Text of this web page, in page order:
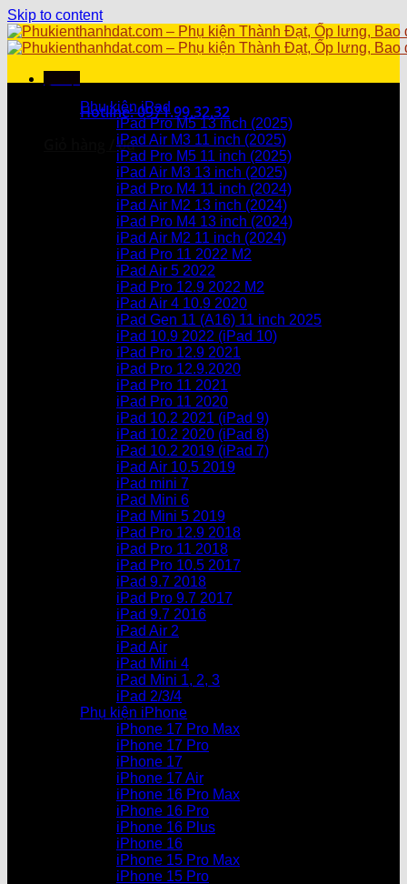
Skip to content
Hotline: 0971.99.32.32
Giỏ hàng /0₫
Chưa có sản phẩm trong giỏ hàng.
Chưa có sản phẩm trong giỏ hàng.
Danh mục sản phẩm
Phụ kiện iPad
iPad Pro M5 13 inch (2025)
iPad Air M3 11 inch (2025)
iPad Pro M5 11 inch (2025)
iPad Air M3 13 inch (2025)
iPad Pro M4 11 inch (2024)
iPad Air M2 13 inch (2024)
iPad Pro M4 13 inch (2024)
iPad Air M2 11 inch (2024)
iPad Pro 11 2022 M2
iPad Air 5 2022
iPad Pro 12.9 2022 M2
iPad Air 4 10.9 2020
iPad Gen 11 (A16) 11 inch 2025
iPad 10.9 2022 (iPad 10)
iPad Pro 12.9 2021
iPad Pro 12.9.2020
iPad Pro 11 2021
iPad Pro 11 2020
iPad 10.2 2021 (iPad 9)
iPad 10.2 2020 (iPad 8)
iPad 10.2 2019 (iPad 7)
iPad Air 10.5 2019
iPad mini 7
iPad Mini 6
iPad Mini 5 2019
iPad Pro 12.9 2018
iPad Pro 11 2018
iPad Pro 10.5 2017
iPad 9.7 2018
iPad Pro 9.7 2017
iPad 9.7 2016
iPad Air 2
iPad Air
iPad Mini 4
iPad Mini 1, 2, 3
iPad 2/3/4
Phụ kiện iPhone
iPhone 17 Pro Max
iPhone 17 Pro
iPhone 17
iPhone 17 Air
iPhone 16 Pro Max
iPhone 16 Pro
iPhone 16 Plus
iPhone 16
iPhone 15 Pro Max
iPhone 15 Pro